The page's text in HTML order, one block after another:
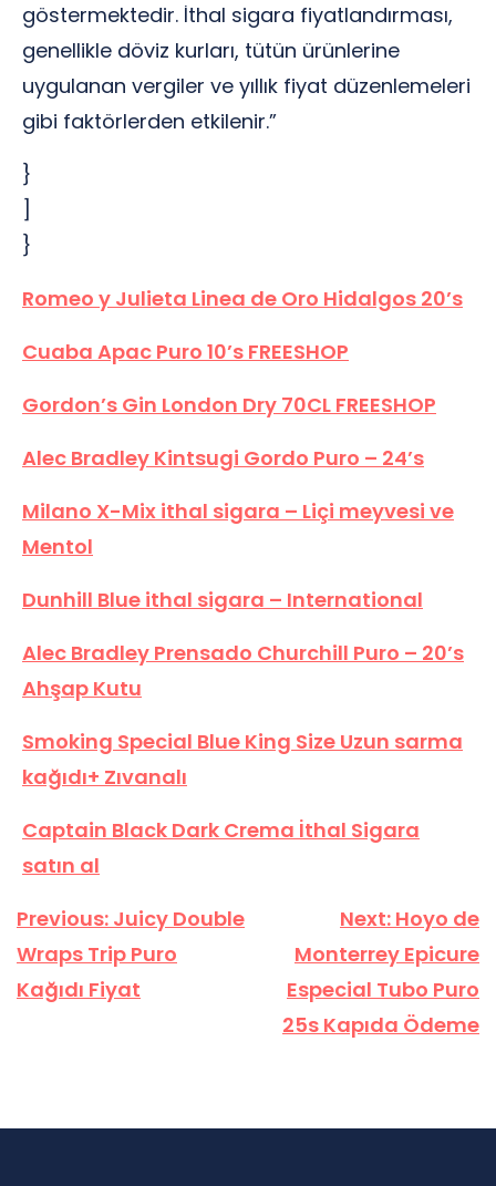
göstermektedir. İthal sigara fiyatlandırması,
genellikle döviz kurları, tütün ürünlerine
uygulanan vergiler ve yıllık fiyat düzenlemeleri
gibi faktörlerden etkilenir.”
}
]
}
Romeo y Julieta Linea de Oro Hidalgos 20’s
Cuaba Apac Puro 10’s FREESHOP
Gordon’s Gin London Dry 70CL FREESHOP
Alec Bradley Kintsugi Gordo Puro – 24’s
Milano X-Mix ithal sigara – Liçi meyvesi ve
Mentol
Dunhill Blue ithal sigara – International
Alec Bradley Prensado Churchill Puro – 20’s
Ahşap Kutu
Smoking Special Blue King Size Uzun sarma
kağıdı+ Zıvanalı
Captain Black Dark Crema İthal Sigara
satın al
Yazı
gezinmesi
Previous: Juicy Double
Wraps Trip Puro
Kağıdı Fiyat
Next: Hoyo de
Monterrey Epicure
Especial Tubo Puro
25s Kapıda Ödeme